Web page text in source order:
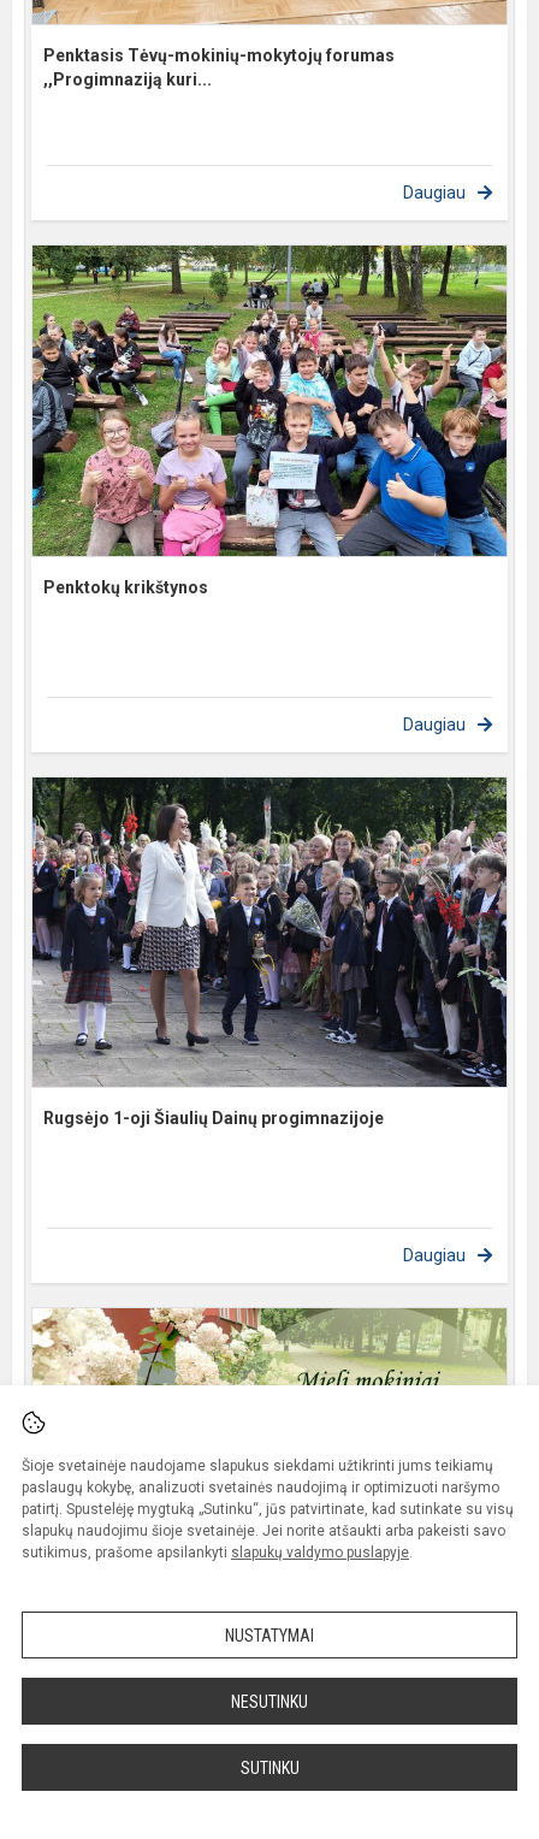
Šioje svetainėje naudojame slapukus siekdami užtikrinti jums teikiamų
paslaugų kokybę, analizuoti svetainės naudojimą ir optimizuoti naršymo
patirtį. Spustelėję mygtuką „Sutinku“, jūs patvirtinate, kad sutinkate su visų
slapukų naudojimu šioje svetainėje. Jei norite atšaukti arba pakeisti savo
sutikimus, prašome apsilankyti slapukų valdymo puslapyje.
NUSTATYMAI
NESUTINKU
SUTINKU
Penktasis Tėvų-mokinių-mokytojų forumas
,,Progimnaziją kuri...
Daugiau
Penktokų krikštynos
Daugiau
Rugsėjo 1-oji Šiaulių Dainų progimnazijoje
Daugiau
Daugiau